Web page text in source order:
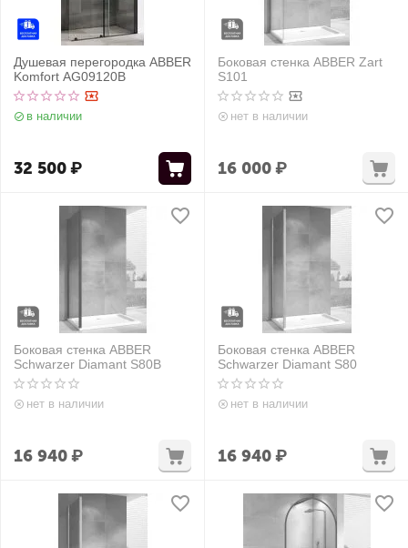
Душевая перегородка ABBER
Komfort AG09120B
в наличии
32 500₽
Боковая стенка ABBER Zart
S101
нет в наличии
16 000₽
Боковая стенка ABBER
Schwarzer Diamant S80B
нет в наличии
16 940₽
Боковая стенка ABBER
Schwarzer Diamant S80
нет в наличии
16 940₽